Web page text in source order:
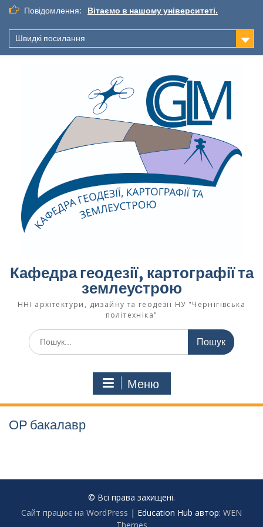
Повідомлення: Вітаємо в нашому університеті.
Швидкі посилання
Кафедра геодезії, картографії та
землеустрoю
ННІ архітектури, дизайну та геодезії НУ "Чернігівська
політехніка"
Меню
ОР бакалавр
© Всі права захищені.
Сайт працює на WordPress | Education Hub автор: WEN